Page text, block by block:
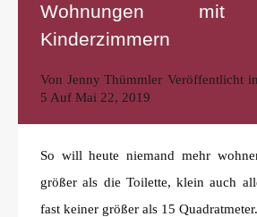
Wohnungen mit
Kinderzimmern
VonJenny Thümmler Veröffentlicht in
5 Auf Mai 22, 2019
So will heute niemand mehr
größer als die Toilette, klein auch
fast keiner größer als 15